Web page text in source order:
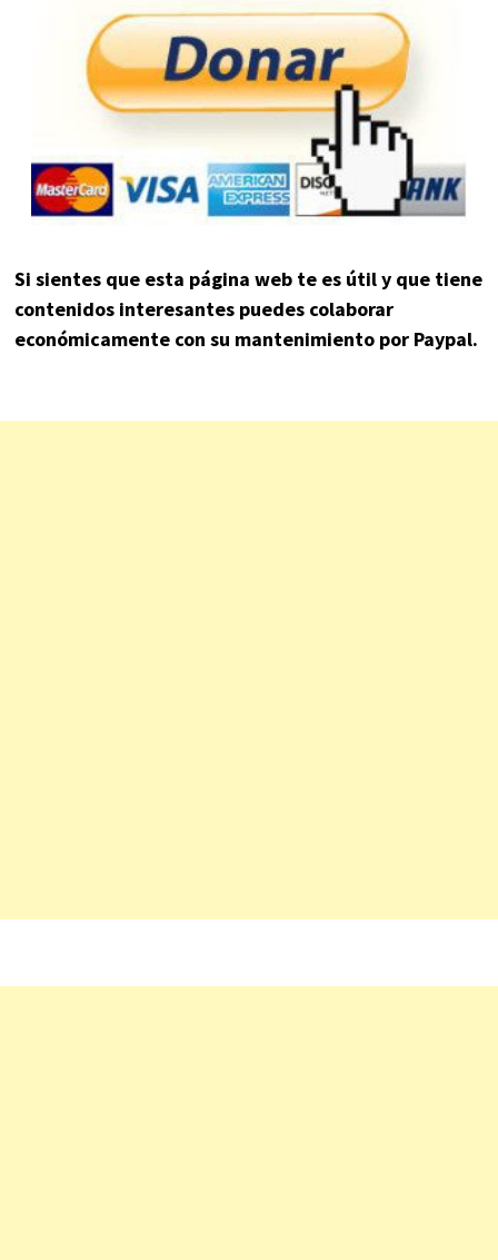
Si sientes que esta página web te es útil y que tiene
contenidos interesantes puedes colaborar
económicamente con su mantenimiento por Paypal.